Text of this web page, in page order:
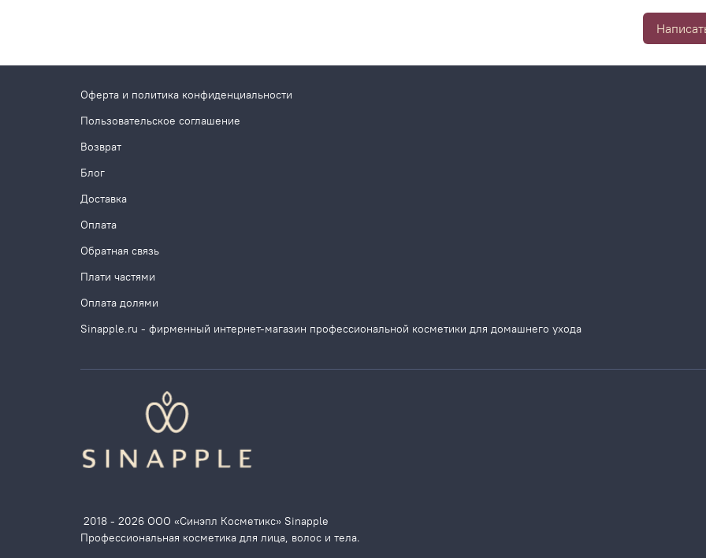
Оферта и политика конфиденциальности
Пользовательское соглашение
Возврат
Блог
Доставка
Оплата
Обратная связь
Плати частями
Оплата долями
Sinapple.ru - фирменный интернет-магазин профессиональной косметики для домашнего ухода
2018 - 2026 ООО «Синэпл Косметикс» Sinapple
Профессиональная косметика для лица, волос и тела.